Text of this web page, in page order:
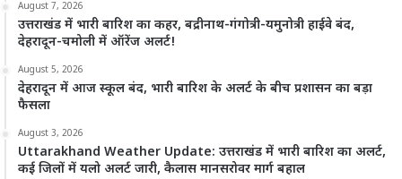
August 7, 2026
उत्तराखंड में भारी बारिश का कहर, बद्रीनाथ-गंगोत्री-यमुनोत्री हाईवे बंद,
देहरादून-चमोली में ऑरेंज अलर्ट!
August 5, 2026
देहरादून में आज स्कूल बंद, भारी बारिश के अलर्ट के बीच प्रशासन का बड़ा
फैसला
August 3, 2026
Uttarakhand Weather Update: उत्तराखंड में भारी बारिश का अलर्ट,
कई जिलों में यलो अलर्ट जारी, कैलास मानसरोवर मार्ग बहाल